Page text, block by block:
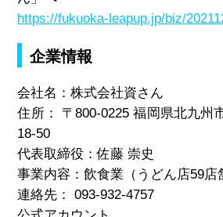
https://fukuoka-leapup.jp/biz/
企業情報
会社名：株式会社資さん
住所： 〒800-0225 福岡県北九州
18‐50
代表取締役：佐藤 崇史
事業内容：飲食業（うどん店59店
連絡先： 093-932-4757